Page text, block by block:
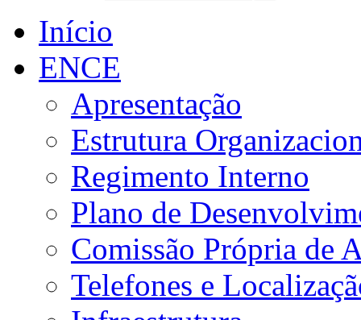
Início
ENCE
Apresentação
Estrutura
Regimento Interno
Plano de
Comissão Própria de
Telefones e